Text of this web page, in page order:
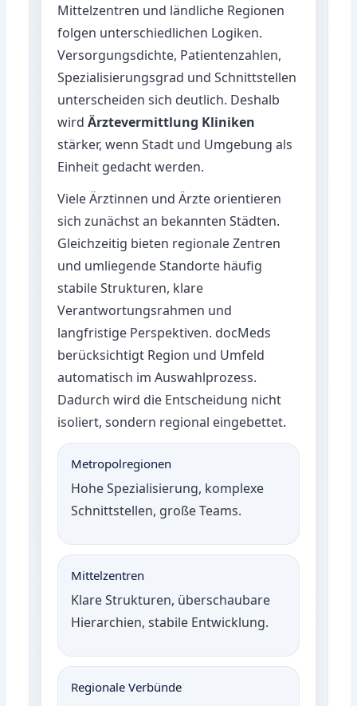
Mittelzentren und ländliche Regionen
folgen unterschiedlichen Logiken.
Versorgungsdichte, Patientenzahlen,
Spezialisierungsgrad und Schnittstellen
unterscheiden sich deutlich. Deshalb
wirdÄrztevermittlung Kliniken
stärker, wenn Stadt und Umgebung als
Einheit gedacht werden.
Viele Ärztinnen und Ärzte orientieren
sich zunächst an bekannten Städten.
Gleichzeitig bieten regionale Zentren
und umliegende Standorte häufig
stabile Strukturen, klare
Verantwortungsrahmen und
langfristige Perspektiven. docMeds
berücksichtigt Region und Umfeld
automatisch im Auswahlprozess.
Dadurch wird die Entscheidung nicht
isoliert, sondern regional eingebettet.
Metropolregionen
Hohe Spezialisierung, komplexe
Schnittstellen, große Teams.
Mittelzentren
Klare Strukturen, überschaubare
Hierarchien, stabile Entwicklung.
Regionale Verbünde